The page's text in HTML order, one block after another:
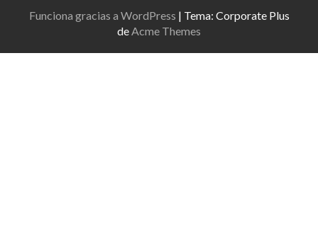
Funciona gracias a WordPress | Tema: Corporate Plus
deAcme Themes